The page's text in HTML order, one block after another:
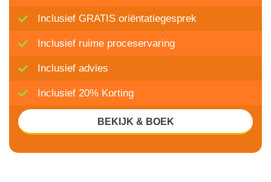
Inclusief GRATIS oriëntatiegesprek
Inclusief ruime proceservaring
Inclusief advies
Inclusief 20% Korting
BEKIJK & BOEK